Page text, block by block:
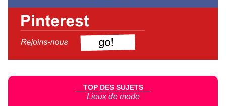
TOP DES SUJETS
Lieux de mode